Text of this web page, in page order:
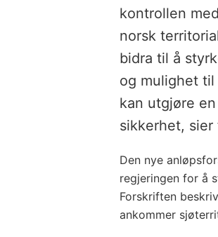
kontrollen
norsk
bidra til å
og mulighet
kan utgjøre
sikkerhet, sier
Den nye
regjeringen for å
Forskriften
ankommer